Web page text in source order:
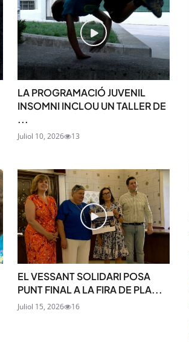
LA PROGRAMACIÓ JUVENIL
INSOMNI INCLOU UN TALLER DE
...
Juliol 10, 2026 13
EL VESSANT SOLIDARI POSA
PUNT FINAL A LA FIRA DE PLA...
Juliol 15, 2026 16
STAY UPDATED
Uneix-te al
Tota l’actualitat, seleccionada i
directament al teu correu.
butlletí i segueix la informació
SUBSCRIU-TE